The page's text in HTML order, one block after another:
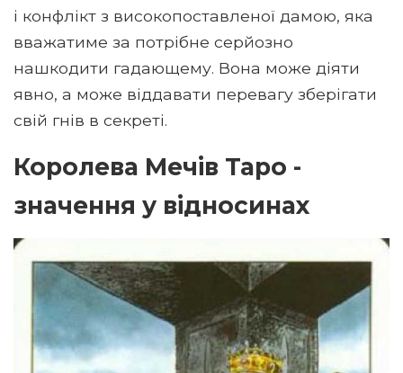
і конфлікт з високопоставленої дамою, яка
вважатиме за потрібне серйозно
нашкодити гадающему. Вона може діяти
явно, а може віддавати перевагу зберігати
свій гнів в секреті.
Королева Мечів Таро -
значення у відносинах